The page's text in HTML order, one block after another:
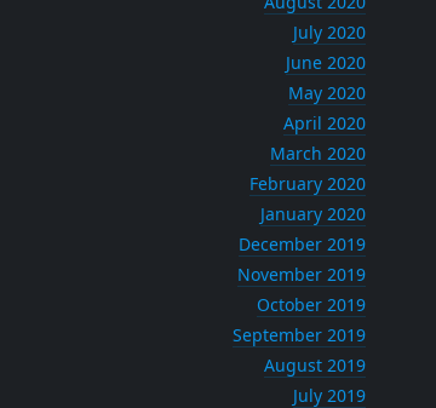
July 2020
June 2020
May 2020
April 2020
March 2020
February 2020
January 2020
December 2019
November 2019
October 2019
September 2019
August 2019
July 2019